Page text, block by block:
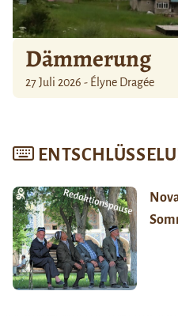
Dämmerung
27 Juli 2026 - Élyne Dragée